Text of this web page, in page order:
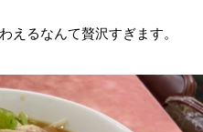
えるなんて贅沢すぎます。